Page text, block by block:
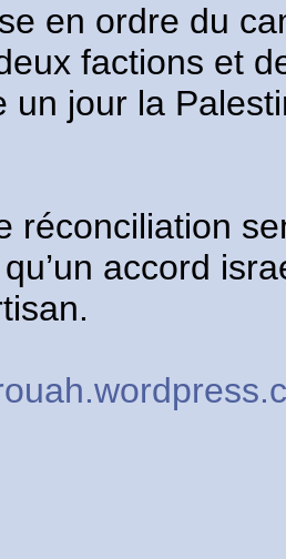
en ordre du
factions et
un jour la
réconciliation
accord